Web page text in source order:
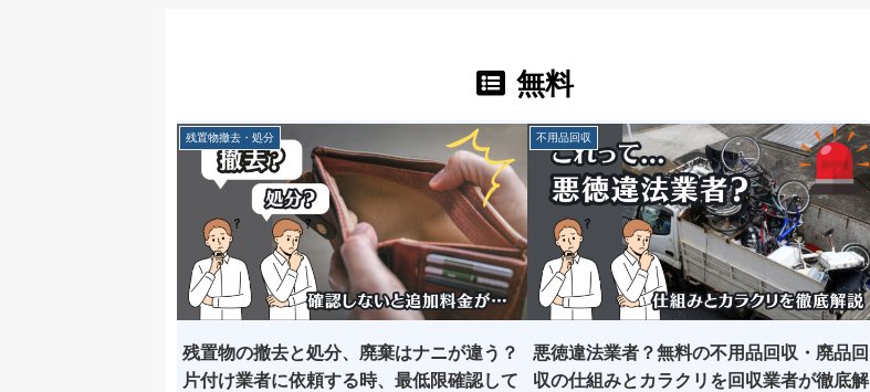
無料
残置物撤去・処分
残置物の撤去と処分、廃棄はナニが違う？
片付け業者に依頼する時、最低限確認して
不用品回収
悪徳違法業者？無料の不用品回収・廃品回
収の仕組みとカラクリを回収業者が徹底解